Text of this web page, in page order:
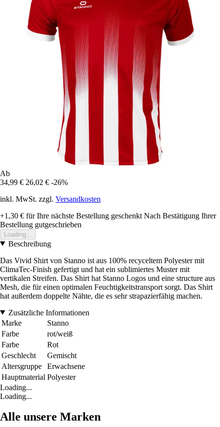
Ab
34,99 € 26,02 € -26%
inkl. MwSt. zzgl. Versandkosten
+1,30 € für Ihre nächste Bestellung geschenkt Nach Bestätigung Ihrer
Bestellung gutgeschrieben
Loading...
Beschreibung
Das Vivid Shirt von Stanno ist aus 100% recyceltem Polyester mit
ClimaTec-Finish gefertigt und hat ein sublimiertes Muster mit
vertikalen Streifen. Das Shirt hat Stanno Logos und eine structure aus
Mesh, die für einen optimalen Feuchtigkeitstransport sorgt. Das Shirt
hat außerdem doppelte Nähte, die es sehr strapazierfähig machen.
Zusätzliche Informationen
Marke
Stanno
Farbe
rot/weiß
Farbe
Rot
Geschlecht
Gemischt
Altersgruppe
Erwachsene
Hauptmaterial Polyester
Loading...
Loading...
Alle unsere Marken